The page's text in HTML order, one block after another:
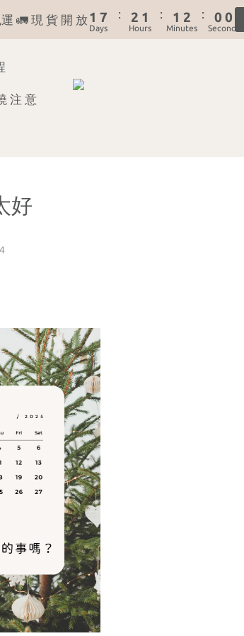
說 捌 月╱ 月份運勢占卜 《 解答區 》
台灣免運 🚛 現 貨 開 放 1
0
7
6
Days
:
2
1
1
0
Hours
:
1
0
2
1
Minutes
:
0 0
Seconds
＋ 淨 化 噴 霧，農曆七月 👻 現 折 200 元〔
薩 說 捌 月╱ 月份運勢占卜 《 解答區 》
注 意
好